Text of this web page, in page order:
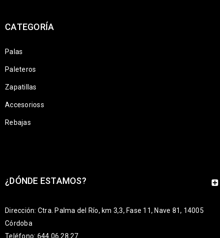
CATEGORÍA
Palas
Paleteros
Zapatillas
Accesorioss
Rebajas
¿DÓNDE ESTAMOS?
Dirección: Ctra. Palma del Río, km 3,3, Fase 11, Nave 81, 14005
Córdoba
Teléfono: 644 06 28 27